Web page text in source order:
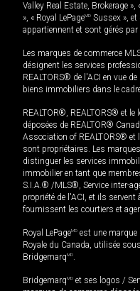
Valley Real Estate, Brokerage »,
», « Royal LePageMD Sussex »,
appartiennent et sont gérés
Les marques de commerce
désignent les services
REALTORS® de l'ACI en vue
biens immobiliers dans le
REALTOR®, REALTORS® et
déposées de REALTOR®
Association of REALTORS® et
sont propriétaires. Les
distinguer les services
immobilier en tant que
S.I.A.® /MLS®, Service inter-
propriété de l'ACI, et ils
fournissent les courtiers et
Royal LePageMD est une marque
Royale du Canada, utilisée
BridgemarqMD.
BridgemarqMD et ses logos /